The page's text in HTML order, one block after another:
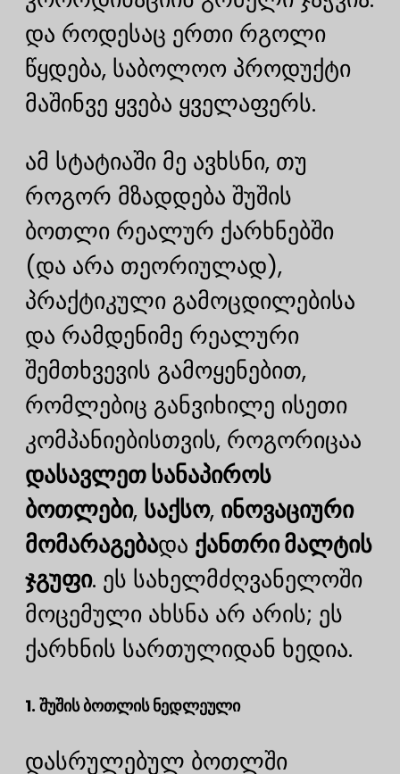
და როდესაც ერთი რგოლი
წყდება, საბოლოო პროდუქტი
მაშინვე ყვება ყველაფერს.
ამ სტატიაში მე ავხსნი, თუ
როგორ მზადდება შუშის
ბოთლი რეალურ ქარხნებში
(და არა თეორიულად),
პრაქტიკული გამოცდილებისა
და რამდენიმე რეალური
შემთხვევის გამოყენებით,
რომლებიც განვიხილე ისეთი
კომპანიებისთვის, როგორიცაა
დასავლეთ სანაპიროს
ბოთლები, საქსო, ინოვაციური
მომარაგებადა ქანთრი მალტის
ჯგუფი. ეს სახელმძღვანელოში
მოცემული ახსნა არ არის; ეს
ქარხნის სართულიდან ხედია.
1. შუშის ბოთლის ნედლეული
დასრულებულ ბოთლში